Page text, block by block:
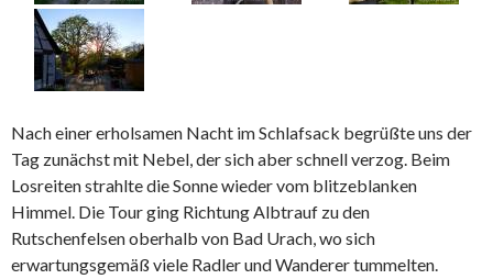
Nach einer erholsamen Nacht im Schlafsack begrüßte uns der
Tag zunächst mit Nebel, der sich aber schnell verzog. Beim
Losreiten strahlte die Sonne wieder vom blitzeblanken
Himmel. Die Tour ging Richtung Albtrauf zu den
Rutschenfelsen oberhalb von Bad Urach, wo sich
erwartungsgemäß viele Radler und Wanderer tummelten.